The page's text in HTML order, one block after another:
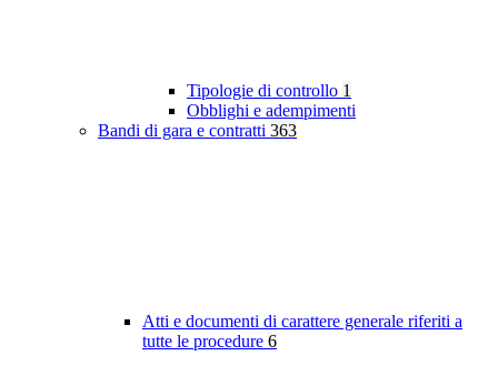
Tipologie di controllo 1
Obblighi e adempimenti
Bandi di gara e contratti 363
Atti e documenti di carattere generale riferiti a
tutte le procedure 6